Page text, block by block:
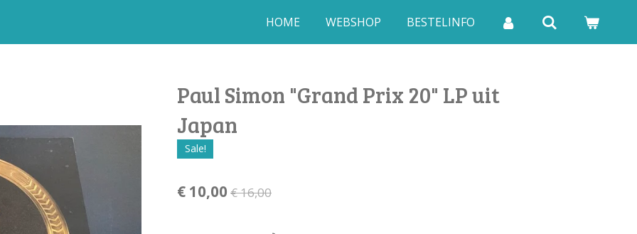
HOME WEBSHOP BESTELINFO
Paul Simon "Grand Prix 20" LP uit
Japan
Sale!
€ 10,00 € 16,00